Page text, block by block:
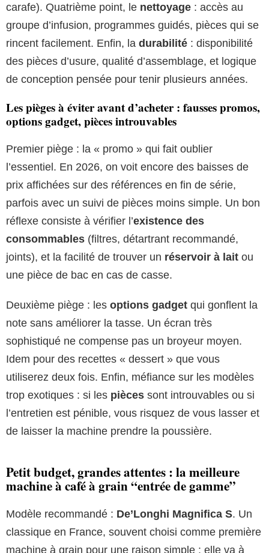
carafe). Quatrième point, le nettoyage : accès au
groupe d’infusion, programmes guidés, pièces qui se
rincent facilement. Enfin, la durabilité : disponibilité
des pièces d’usure, qualité d’assemblage, et logique
de conception pensée pour tenir plusieurs années.
Les pièges à éviter avant d’acheter : fausses promos,
options gadget, pièces introuvables
Premier piège : la « promo » qui fait oublier
l’essentiel. En 2026, on voit encore des baisses de
prix affichées sur des références en fin de série,
parfois avec un suivi de pièces moins simple. Un bon
réflexe consiste à vérifier l’existence des
consommables (filtres, détartrant recommandé,
joints), et la facilité de trouver un réservoir à lait ou
une pièce de bac en cas de casse.
Deuxième piège : les options gadget qui gonflent la
note sans améliorer la tasse. Un écran très
sophistiqué ne compense pas un broyeur moyen.
Idem pour des recettes « dessert » que vous
utiliserez deux fois. Enfin, méfiance sur les modèles
trop exotiques : si les pièces sont introuvables ou si
l’entretien est pénible, vous risquez de vous lasser et
de laisser la machine prendre la poussière.
Petit budget, grandes attentes : la meilleure
machine à café à grain “entrée de gamme”
Modèle recommandé : De’Longhi Magnifica S. Un
classique en France, souvent choisi comme première
machine à grain pour une raison simple : elle va à